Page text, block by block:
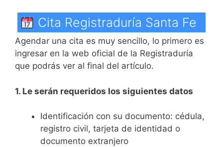
Cita Registraduría Santa Fe
Agendar una cita es muy sencillo, lo primero es
ingresar en la web oficial de la Registraduría
que podrás ver al final del artículo.
1. Le serán requeridos los siguientes datos
Identificación con su documento: cédula,
registro civil, tarjeta de identidad o
documento extranjero